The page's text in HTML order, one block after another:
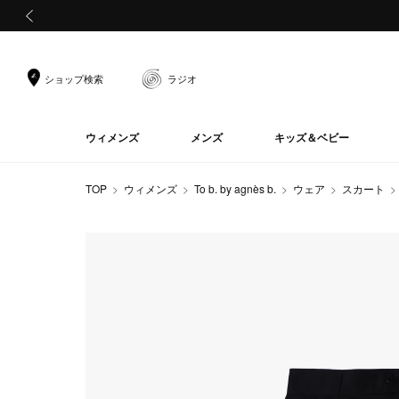
ショップ検索 ラジオ
ウィメンズ メンズ キッズ＆ベビー
TOP ウィメンズ To b. by agnès b. ウェア スカート